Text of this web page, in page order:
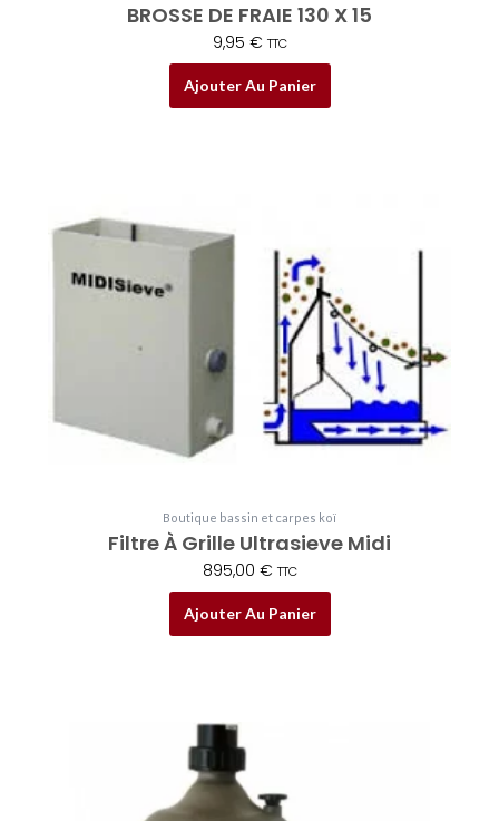
BROSSE DE FRAIE 130 X 15
9,95 € TTC
Ajouter Au Panier
Boutique bassin et carpes koï
Filtre À Grille Ultrasieve Midi
895,00 € TTC
Ajouter Au Panier